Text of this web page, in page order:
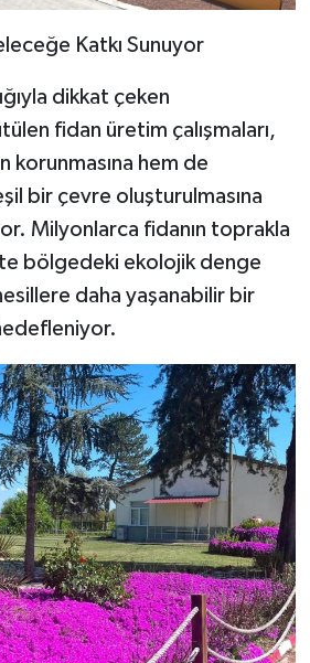
Katkı Sunuyor
dikkat çeken
fidan üretim çalışmaları,
korunmasına hem de
bir çevre oluşturulmasına
Milyonlarca fidanın toprakla
bölgedeki ekolojik denge
daha yaşanabilir bir